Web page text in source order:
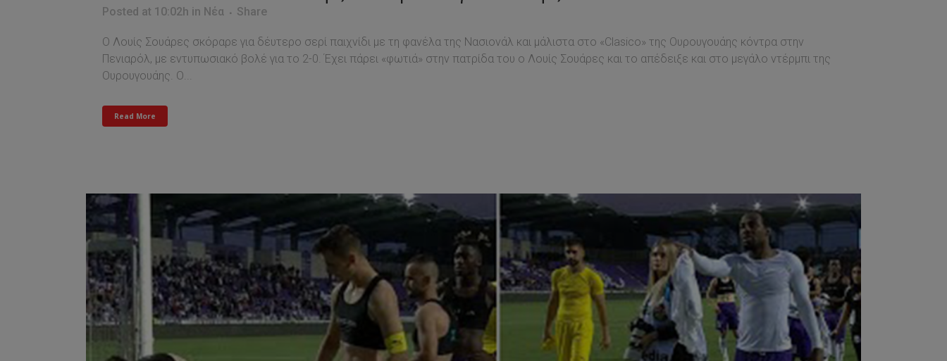
Posted at 10:02h in Νέα Share
Ο Λουίς Σουάρες σκόραρε για δέυτερο σερί παιχνίδι με τη φανέλα της Νασιονάλ και μάλιστα στο «Clasico» της Ουρουγουάης κόντρα στην
Πενιαρόλ, με εντυπωσιακό βολέ για το 2-0. Έχει πάρει «φωτιά» στην πατρίδα του ο Λουίς Σουάρες και το απέδειξε και στο μεγάλο ντέρμπι της
Ουρουγουάης. Ο...
Read More